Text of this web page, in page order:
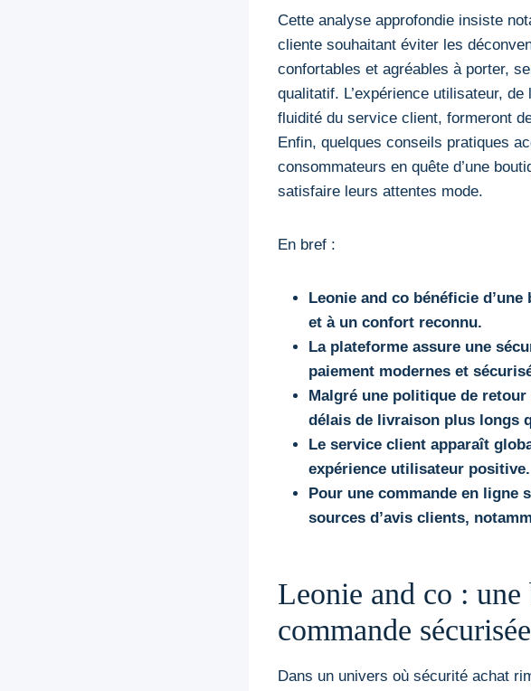
Cette analyse approfondie insiste
cliente souhaitant éviter les
confortables et agréables à porter,
qualitatif. L’expérience utilisateur,
fluidité du service client, formeront
Enfin, quelques conseils pratiques
consommateurs en quête d’une
satisfaire leurs attentes mode.
En bref :
Leonie and co bénéficie
et à un confort reconnu.
La plateforme assure une
paiement modernes et
Malgré une politique de
délais de livraison plus longs
Le service client apparaît
expérience utilisateur positive.
Pour une commande en ligne
sources d’avis clients,
Leonie and co :
commande
Dans un univers où sécurité achat